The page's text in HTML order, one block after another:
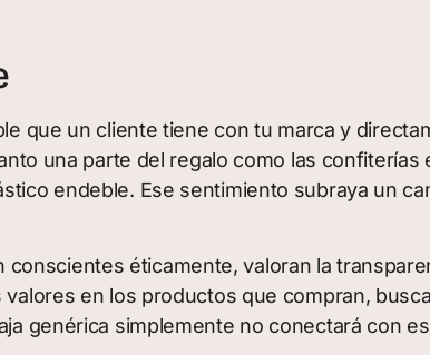
que un cliente tiene con tu marca y
una parte del regalo como las
endeble. Ese sentimiento subraya un
éticamente, valoran la
en los productos que compran,
genérica simplemente no conectará con